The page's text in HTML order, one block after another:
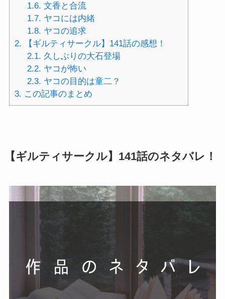
1.6. 文香と合流
1.7. ヤコには内緒
1.8. ヤコの追求
2. 【ギルティサークル】141話の感想！
2.1. 久しぶりの大石登場
2.2. ヤコが怖い
2.3. ヤコの目的は童二？
3. この記事のまとめ
【ギルティサークル】141話のネタバレ！